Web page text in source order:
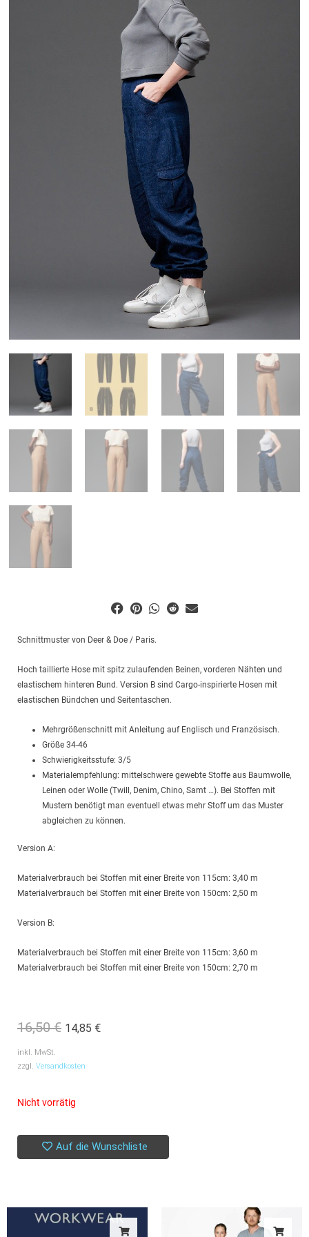
Schnittmuster von Deer & Doe / Paris.
Hoch taillierte Hose mit spitz zulaufenden Beinen, vorderen Nähten und
elastischem hinteren Bund. Version B sind Cargo-inspirierte Hosen mit
elastischen Bündchen und Seitentaschen.
Mehrgrößenschnitt mit Anleitung auf Englisch und Französisch.
Größe 34-46
Schwierigkeitsstufe: 3/5
Materialempfehlung: mittelschwere gewebte Stoffe aus Baumwolle,
Leinen oder Wolle (Twill, Denim, Chino, Samt …). Bei Stoffen mit
Mustern benötigt man eventuell etwas mehr Stoff um das Muster
abgleichen zu können.
Version A:
Materialverbrauch bei Stoffen mit einer Breite von 115cm: 3,40 m
Materialverbrauch bei Stoffen mit einer Breite von 150cm: 2,50 m
Version B:
Materialverbrauch bei Stoffen mit einer Breite von 115cm: 3,60 m
Materialverbrauch bei Stoffen mit einer Breite von 150cm: 2,70 m
16,50€
war:
14,85 €
inkl. MwSt.
zzgl. Versandkosten
Nicht vorrätig
Auf die Wunschliste